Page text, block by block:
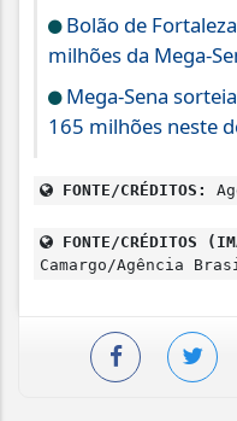
Bolão de
milhões da Mega-
Mega-Sena
165 milhões neste
FONTE/CRÉDITOS:
FONTE/CRÉDITOS
Camargo/Agência